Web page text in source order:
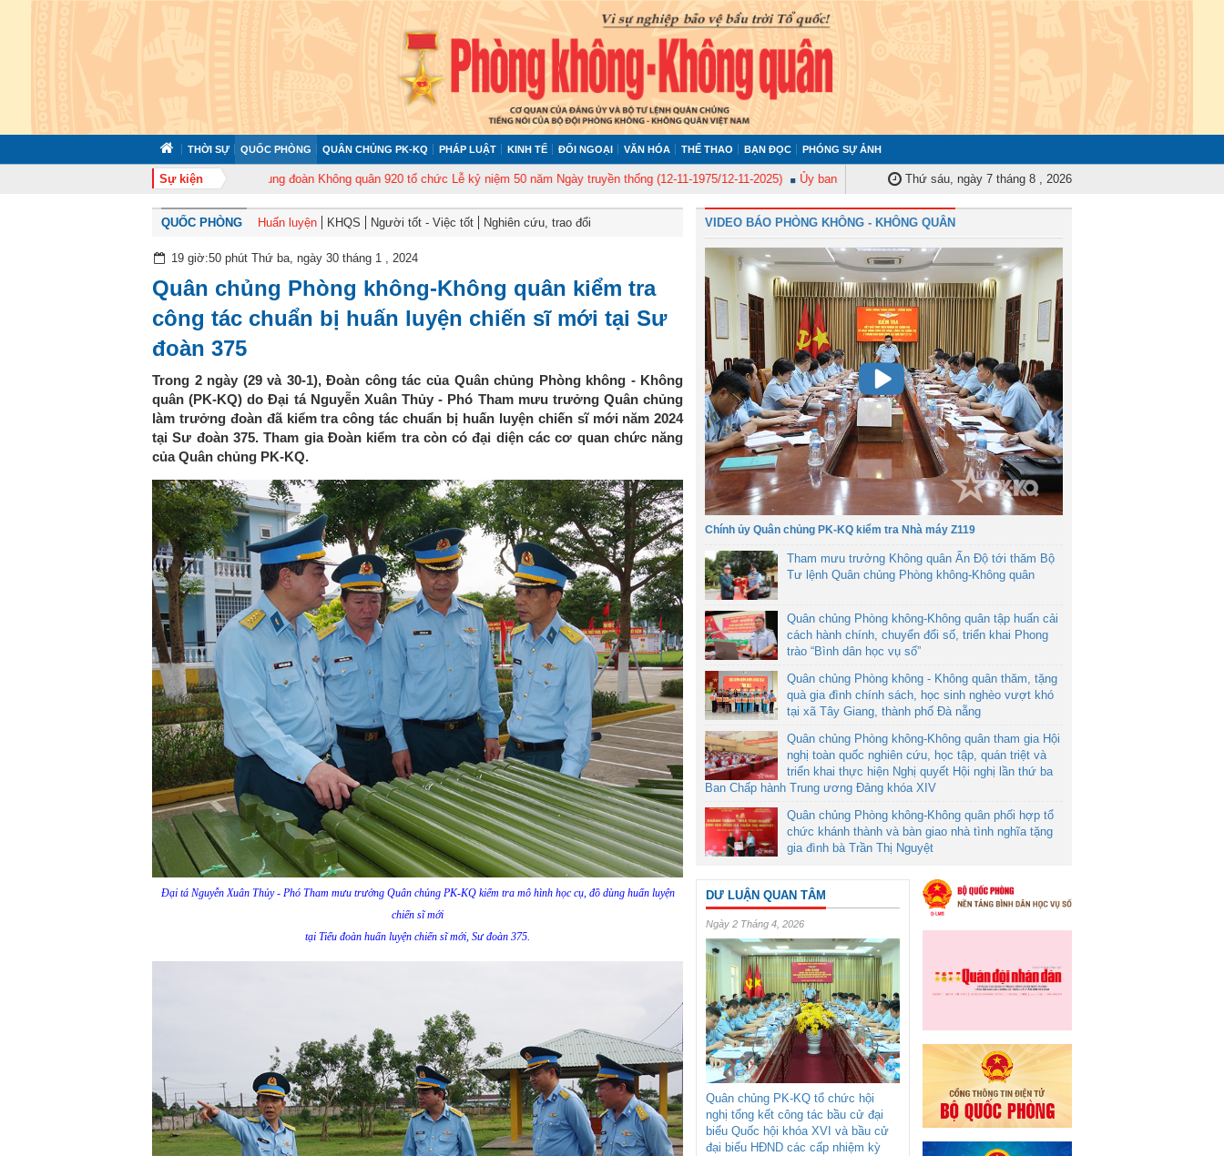
THỜI SỰ QUỐC PHÒNG QUÂN CHỦNG PK-KQ PHÁP LUẬT KINH TẾ ĐỐI NGOẠI VĂN HÓA THỂ THAO BẠN ĐỌC PHÓNG SỰ ẢNH
Sự kiện
tổ chức tập huấn cán bộ năm 2026 Trung đoàn Không quân 920 tổ chức Lễ kỷ niệm 50 năm Ngày truyền thống (12-11-1975/12-11-2025) Ủy ban Kiểm tra Quân ủy Trung ương tập huấn nghiệp vụ công tác kiểm tra, giám sát
Thứ sáu, ngày 7 tháng 8 , 2026
QUỐC PHÒNG Huấn luyện KHQS Người tốt - Việc tốt Nghiên cứu, trao đổi
19 giờ:50 phút Thứ ba, ngày 30 tháng 1 , 2024
Quân chủng Phòng không-Không quân kiểm tra
công tác chuẩn bị huấn luyện chiến sĩ mới tại Sư
đoàn 375
Trong 2 ngày (29 và 30-1), Đoàn công tác của Quân chủng Phòng không - Không
quân (PK-KQ) do Đại tá Nguyễn Xuân Thủy - Phó Tham mưu trưởng Quân chủng
làm trưởng đoàn đã kiểm tra công tác chuẩn bị huấn luyện chiến sĩ mới năm 2024
tại Sư đoàn 375. Tham gia Đoàn kiểm tra còn có đại diện các cơ quan chức năng
của Quân chủng PK-KQ.
Đại tá Nguyễn Xuân Thủy - Phó Tham mưu trưởng Quân chủng PK-KQ kiểm tra mô hình học cụ, đồ dùng huấn luyện
chiến sĩ mới
tại Tiểu đoàn huấn luyện chiến sĩ mới, Sư đoàn 375.
VIDEO BÁO PHÒNG KHÔNG - KHÔNG QUÂN
Chính ủy Quân chủng PK-KQ kiểm tra Nhà máy Z119
Tham mưu trưởng Không quân Ấn Độ tới thăm Bộ
Tư lệnh Quân chủng Phòng không-Không quân
Quân chủng Phòng không-Không quân tập huấn cải
cách hành chính, chuyển đổi số, triển khai Phong
trào “Bình dân học vụ số”
Quân chủng Phòng không - Không quân thăm, tặng
quà gia đình chính sách, học sinh nghèo vượt khó
tại xã Tây Giang, thành phố Đà nẵng
Quân chủng Phòng không-Không quân tham gia Hội
nghị toàn quốc nghiên cứu, học tập, quán triệt và
triển khai thực hiện Nghị quyết Hội nghị lần thứ ba
Ban Chấp hành Trung ương Đảng khóa XIV
Quân chủng Phòng không-Không quân phối hợp tổ
chức khánh thành và bàn giao nhà tình nghĩa tặng
gia đình bà Trần Thị Nguyệt
DƯ LUẬN QUAN TÂM
Ngày 2 Tháng 4, 2026
Quân chủng PK-KQ tổ chức hội
nghị tổng kết công tác bầu cử đại
biểu Quốc hội khóa XVI và bầu cử
đại biểu HĐND các cấp nhiệm kỳ